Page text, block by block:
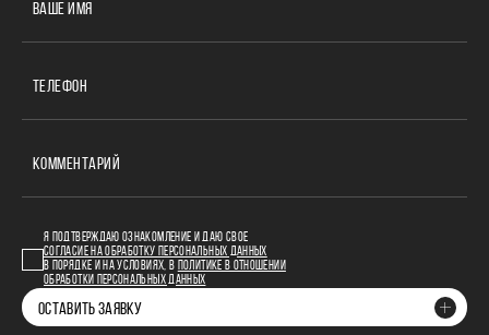
ВАШЕ ИМЯ
ТЕЛЕФОН
КОММЕНТАРИЙ
Я ПОДТВЕРЖДАЮ ОЗНАКОМЛЕНИЕ И ДАЮ СВОЕ
СОГЛАСИЕ НА ОБРАБОТКУ ПЕРСОНАЛЬНЫХ ДАННЫХ
В ПОРЯДКЕ И НА УСЛОВИЯХ, В
ПОЛИТИКЕ В ОТНОШЕНИИ
ОБРАБОТКИ ПЕРСОНАЛЬНЫХ ДАННЫХ
ОСТАВИТЬ ЗАЯВКУ